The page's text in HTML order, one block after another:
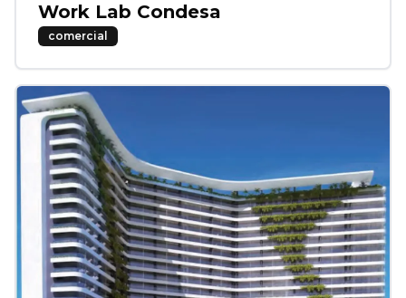
Work Lab Condesa
comercial